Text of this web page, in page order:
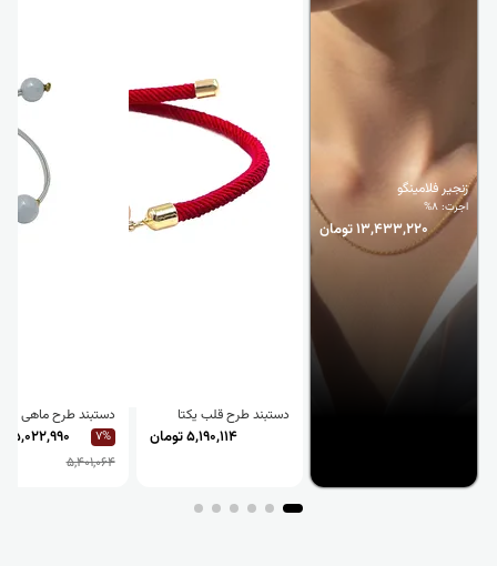
زنجیر فلامینگو
اجرت: 8%
13,433,220 تومان
دستبند طرح قلب یکتا
5,190,114 تومان
دستبند طرح ماهی
7% 5,022,990 تومان
5,401,064